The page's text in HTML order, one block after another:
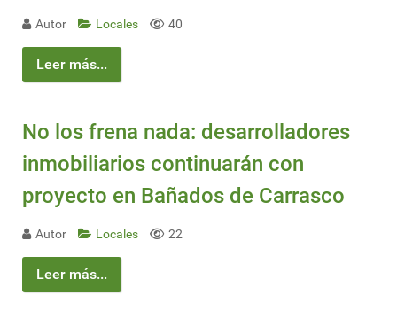
Autor Locales 40
Leer más...
No los frena nada: desarrolladores
inmobiliarios continuarán con
proyecto en Bañados de Carrasco
Autor Locales 22
Leer más...